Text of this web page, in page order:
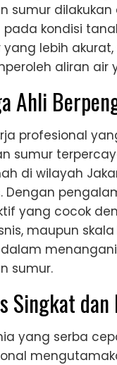
sumur
kondisi
yang lebih
aliran air
Ahli
profesional
sumur
di wilayah
Dengan
yang cocok
maupun
sumur.
Singkat dan
yang serba